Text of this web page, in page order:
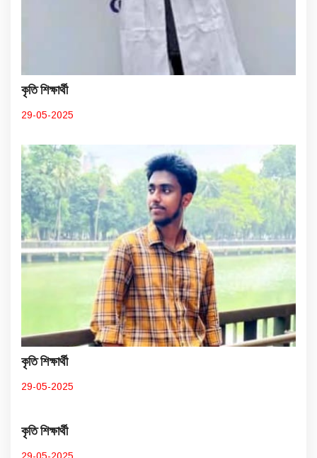
কৃতি শিক্ষার্থী
29-05-2025
কৃতি শিক্ষার্থী
29-05-2025
কৃতি শিক্ষার্থী
29-05-2025